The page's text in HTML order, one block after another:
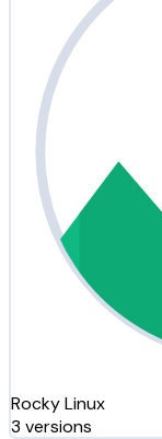
Rocky Linux
3 versions